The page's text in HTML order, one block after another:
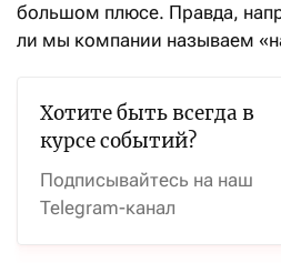
большом плюсе. Правда,
ли мы компании называем
Хотите быть всегда в
курсе событий?
Подписывайтесь на наш
Telegram-канал